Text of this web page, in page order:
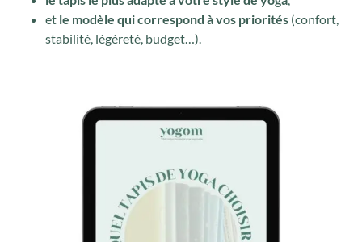
et le modèle qui correspond à vos priorités (confort,
stabilité, légèreté, budget…).